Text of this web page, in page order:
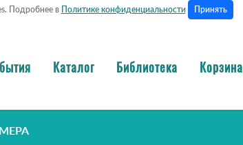
Подробнее в Политике конфиденциальности Принять
Каталог Библиотека Корзина